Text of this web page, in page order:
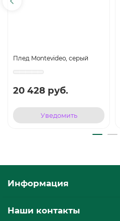
Плед Montevideo, серый
20 428 руб.
Уведомить
Информация
Наши контакты